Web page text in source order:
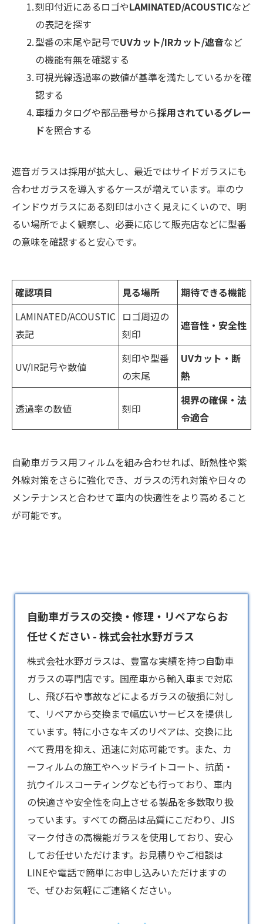
刻印付近にあるロゴやLAMINATED/ACOUSTICなど
の表記を探す
型番の末尾や記号でUVカット/IRカット/遮音など
の機能有無を確認する
可視光線透過率の数値が基準を満たしているかを確
認する
車種カタログや部品番号から採用されているグレー
ドを照合する
遮音ガラスは採用が拡大し、最近ではサイドガラスにも
合わせガラスを導入するケースが増えています。車のウ
インドウガラスにある刻印は小さく見えにくいので、明
るい場所でよく観察し、必要に応じて販売店などに型番
の意味を確認すると安心です。
確認項目 見る場所
期待できる機能
LAMINATED/ACOUSTIC
表記
ロゴ周辺の
刻印
遮音性・安全性
UV/IR記号や数値
刻印や型番
の末尾
UVカット・断
熱
透過率の数値 刻印
視界の確保・法
令適合
自動車ガラス用フィルムを組み合わせれば、断熱性や紫
外線対策をさらに強化でき、ガラスの汚れ対策や日々の
メンテナンスと合わせて車内の快適性をより高めること
が可能です。
自動車ガラスの交換・修理・リペアならお
任せください - 株式会社水野ガラス
株式会社水野ガラスは、豊富な実績を持つ自動車
ガラスの専門店です。国産車から輸入車まで対応
し、飛び石や事故などによるガラスの破損に対し
て、リペアから交換まで幅広いサービスを提供し
ています。特に小さなキズのリペアは、交換に比
べて費用を抑え、迅速に対応可能です。また、カ
ーフィルムの施工やヘッドライトコート、抗菌・
抗ウイルスコーティングなども行っており、車内
の快適さや安全性を向上させる製品を多数取り扱
っています。すべての商品は品質にこだわり、JIS
マーク付きの高機能ガラスを使用しており、安心
してお任せいただけます。お見積りやご相談は
LINEや電話で簡単にお申し込みいただけますの
で、ぜひお気軽にご連絡ください。